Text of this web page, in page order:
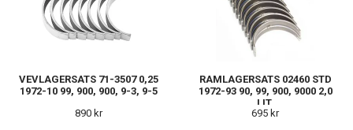
VEVLAGERSATS 71-3507 0,25
1972-10 99, 900, 900, 9-3, 9-5
890 kr
RAMLAGERSATS 02460 STD
1972-93 90, 99, 900, 9000 2,0
LIT.
695 kr